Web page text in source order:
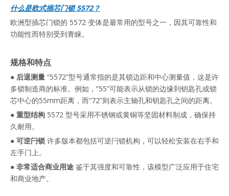
什么是欧式插芯门锁 5572？
欧洲型插芯门锁的 5572 变体是最常用的型号之一，因其可靠性和
功能性而特别受到青睐。
规格和特点
● 后退测量 “5572”型号通常指的是其锁边距和中心测量值，这是许
多锁制造商的标准。例如，“55”可能表示从锁的边缘到钥匙孔或锁
芯中心的55mm距离，而“72”则表示主轴孔和钥匙孔之间的距离。
● 重型结构 5572 型号采用不锈钢或黄铜等坚固材料制成，确保持
久耐用。
● 可逆闩锁 许多版本都包括可逆闩锁机构，可以轻松安装在右手和
左手门上。
● 非常适合商业用途 鉴于其强度和可靠性，该模型广泛应用于住宅
和商业地产。